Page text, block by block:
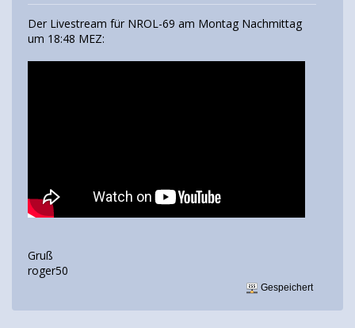
Der Livestream für NROL-69 am Montag Nachmittag
um 18:48 MEZ:
Gruß
roger50
Gespeichert